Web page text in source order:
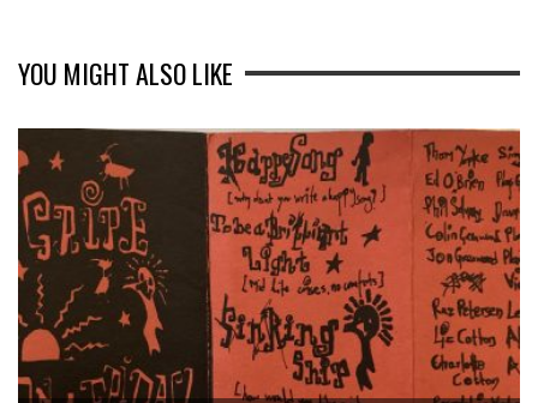
YOU MIGHT ALSO LIKE